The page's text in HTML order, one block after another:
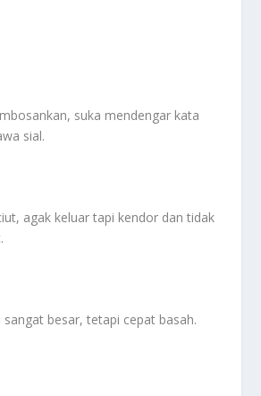
suka mendengar kata
sial.
agak keluar tapi kendor dan tidak
sangat besar, tetapi cepat basah.